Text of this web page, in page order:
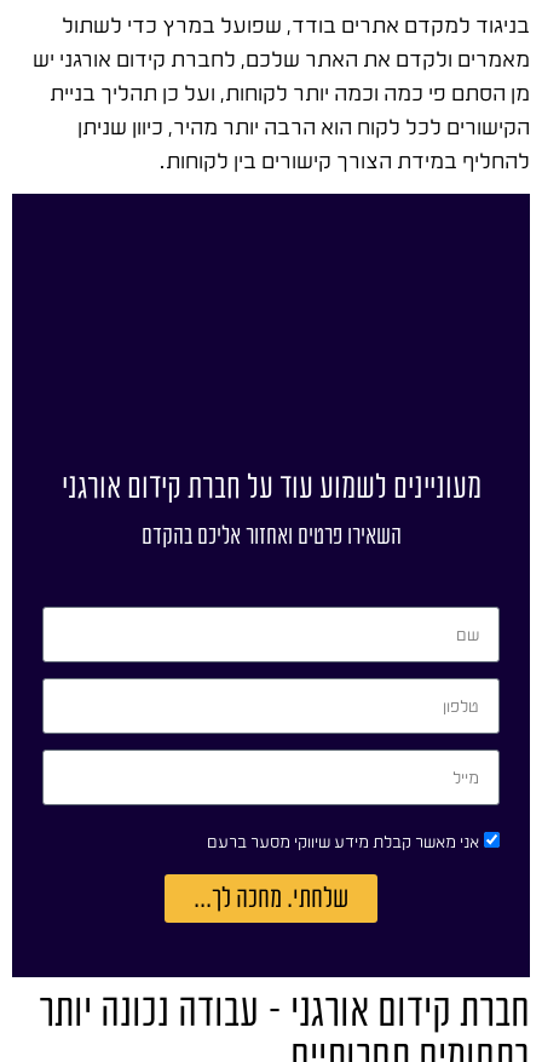
בניגוד למקדם אתרים בודד, שפועל במרץ כדי לשתול
מאמרים ולקדם את האתר שלכם, לחברת קידום אורגני יש
מן הסתם פי כמה וכמה יותר לקוחות, ועל כן תהליך בניית
הקישורים לכל לקוח הוא הרבה יותר מהיר, כיוון שניתן
להחליף במידת הצורך קישורים בין לקוחות.
מעוניינים לשמוע עוד על חברת קידום אורגני
השאירו פרטים ואחזור אליכם בהקדם
אני מאשר קבלת מידע שיווקי מסער ברעם
שלחתי. מחכה לך...
חברת קידום אורגני – עבודה נכונה יותר